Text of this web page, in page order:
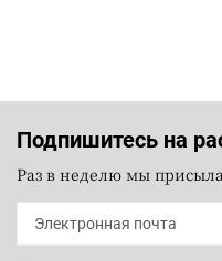
Подпишитесь на
Раз в неделю мы